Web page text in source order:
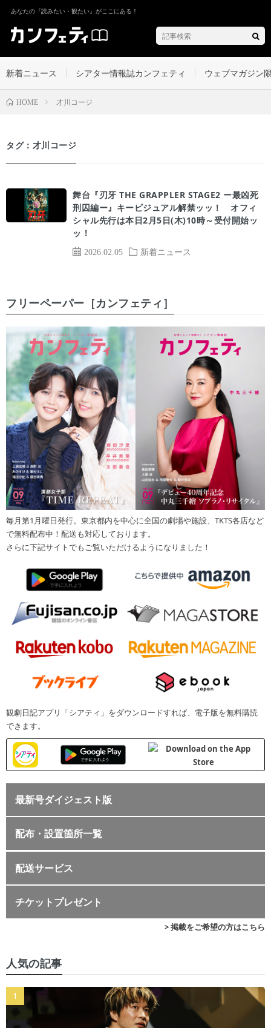
あなたの『読みたい・観たい』がここにある！
新着ニュース シアター情報誌カンフェティ ウェブマガジン
HOME 才川コージ
タグ：才川コージ
2026.02.05 新着ニュース
舞台『刃牙 THE GRAPPLER STAGE2 ー最凶死
刑囚編ー』キービジュアル解禁ッッ！ オフィ
シャル先行は本日2月5日(木)10時～受付開始ッ
ッ！
フリーペーパー［カンフェティ］
毎月第1月曜日発行。東京都内を中心に全国の劇場や施設、TKTS各店など
で無料配布中！配送も対応しております。
さらに下記サイトでもご覧いただけるようになりました！
観劇日記アプリ「シアティ」をダウンロードすれば、電子版を無料購読
できます。
最新号ダイジェスト版
配布・設置箇所一覧
配送サービス
チケットプレゼント
> 掲載をご希望の方はこちら
人気の記事